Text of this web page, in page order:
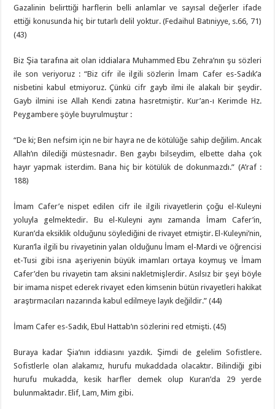
Gazalinin belirttiği harflerin belli anlamlar ve sayısal değerler ifade
ettiği konusunda hiç bir tutarlı delil yoktur. (Fedaihul Batıniyye, s.66, 71)
(43)
Biz Şia tarafına ait olan iddialara Muhammed Ebu Zehra’nın şu sözleri
ile son veriyoruz : “Biz cifr ile ilgili sözlerin İmam Cafer es-Sadık’a
nisbetini kabul etmiyoruz. Çünkü cifr gayb ilmi ile alakalı bir şeydir.
Gayb ilmini ise Allah Kendi zatına hasretmiştir. Kur’an-ı Kerimde Hz.
Peygambere şöyle buyrulmuştur :
“De ki; Ben nefsim için ne bir hayra ne de kötülüğe sahip değilim. Ancak
Allah’ın dilediği müstesnadır. Ben gaybı bilseydim, elbette daha çok
hayır yapmak isterdim. Bana hiç bir kötülük de dokunmazdı.” (A’raf :
188)
İmam Cafer’e nispet edilen cifr ile ilgili rivayetlerin çoğu el-Kuleyni
yoluyla gelmektedir. Bu el-Kuleyni aynı zamanda İmam Cafer’in,
Kuran’da eksiklik olduğunu söylediğini de rivayet etmiştir. El-Kuleyni’nin,
Kuran’la ilgili bu rivayetinin yalan olduğunu İmam el-Mardi ve öğrencisi
et-Tusi gibi isna aşeriyenin büyük imamları ortaya koymuş ve İmam
Cafer’den bu rivayetin tam aksini nakletmişlerdir. Asılsız bir şeyi böyle
bir imama nispet ederek rivayet eden kimsenin bütün rivayetleri hakikat
araştırmacıları nazarında kabul edilmeye layık değildir.” (44)
İmam Cafer es-Sadık, Ebul Hattab’ın sözlerini red etmişti. (45)
Buraya kadar Şia’nın iddiasını yazdık. Şimdi de gelelim Sofistlere.
Sofistlerle olan alakamız, hurufu mukaddada olacaktır. Bilindiği gibi
hurufu mukadda, kesik harfler demek olup Kuran’da 29 yerde
bulunmaktadır. Elif, Lam, Mim gibi.